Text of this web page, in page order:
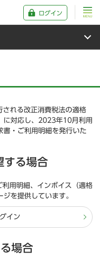
ログイン
れる改正消費税法の適格
に対応し、2023年10月利用
書・ご利用明細を発行いた
する場合
用明細、インボイス（適格
を提供しています。
イン
場合